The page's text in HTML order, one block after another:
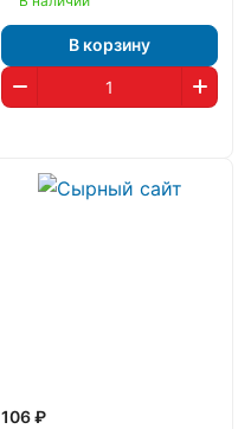
В корзину
106 ₽